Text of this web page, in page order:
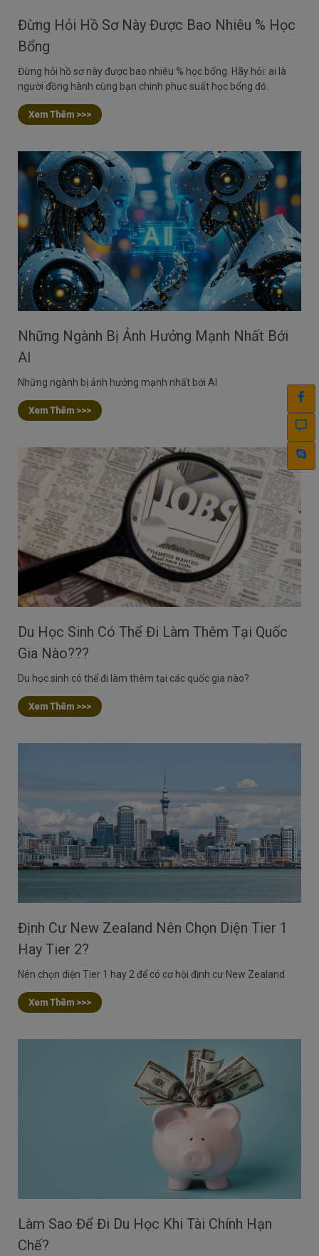
Đừng Hỏi Hồ Sơ Này Được Bao Nhiêu % Học
Bổng
Đừng hỏi hồ sơ này được bao nhiêu % học bổng. Hãy hỏi: ai là
người đồng hành cùng bạn chinh phục suất học bổng đó.
Xem Thêm >>>
Những Ngành Bị Ảnh Hưởng Mạnh Nhất Bới
AI
Những ngành bị ảnh hưởng mạnh nhất bới AI
Xem Thêm >>>
Du Học Sinh Có Thể Đi Làm Thêm Tại Quốc
Gia Nào???
Du học sinh có thể đi làm thêm tại các quốc gia nào?
Xem Thêm >>>
Định Cư New Zealand Nên Chọn Diện Tier 1
Hay Tier 2?
Nên chọn diện Tier 1 hay 2 để có cơ hội định cư New Zealand
Xem Thêm >>>
Làm Sao Để Đi Du Học Khi Tài Chính Hạn
Chế?